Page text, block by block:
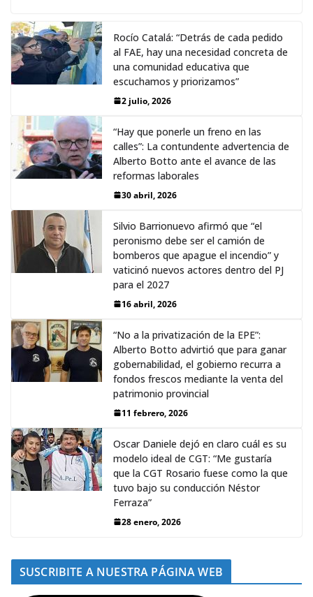
Rocío Catalá: “Detrás de cada pedido
al FAE, hay una necesidad concreta de
una comunidad educativa que
escuchamos y priorizamos”
2 julio, 2026
“Hay que ponerle un freno en las
calles”: La contundente advertencia de
Alberto Botto ante el avance de las
reformas laborales
30 abril, 2026
Silvio Barrionuevo afirmó que “el
peronismo debe ser el camión de
bomberos que apague el incendio” y
vaticinó nuevos actores dentro del PJ
para el 2027
16 abril, 2026
“No a la privatización de la EPE”:
Alberto Botto advirtió que para ganar
gobernabilidad, el gobierno recurra a
fondos frescos mediante la venta del
patrimonio provincial
11 febrero, 2026
Oscar Daniele dejó en claro cuál es su
modelo ideal de CGT: “Me gustaría
que la CGT Rosario fuese como la que
tuvo bajo su conducción Néstor
Ferraza”
28 enero, 2026
SUSCRIBITE A NUESTRA PÁGINA WEB